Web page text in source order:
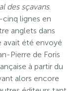
des sçavans.
lignes en
anglets dans
avait été envoyé
Pierre de Foris
à partir du
alors encore